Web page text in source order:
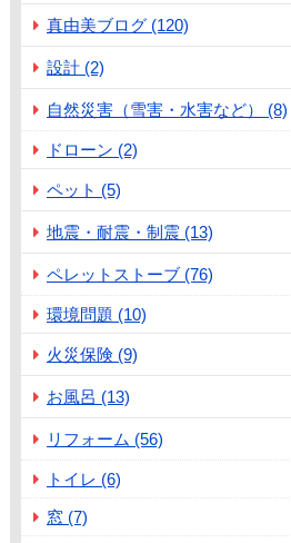
真由美ブログ (120)
設計 (2)
自然災害（雪害・水害など） (8)
ドローン (2)
ペット (5)
地震・耐震・制震 (13)
ペレットストーブ (76)
環境問題 (10)
火災保険 (9)
お風呂 (13)
リフォーム (56)
トイレ (6)
窓 (7)